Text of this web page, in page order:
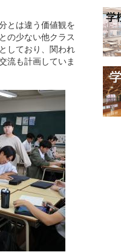
とは違う価値観を
の少ない他クラス
しており、関われ
流も計画していま